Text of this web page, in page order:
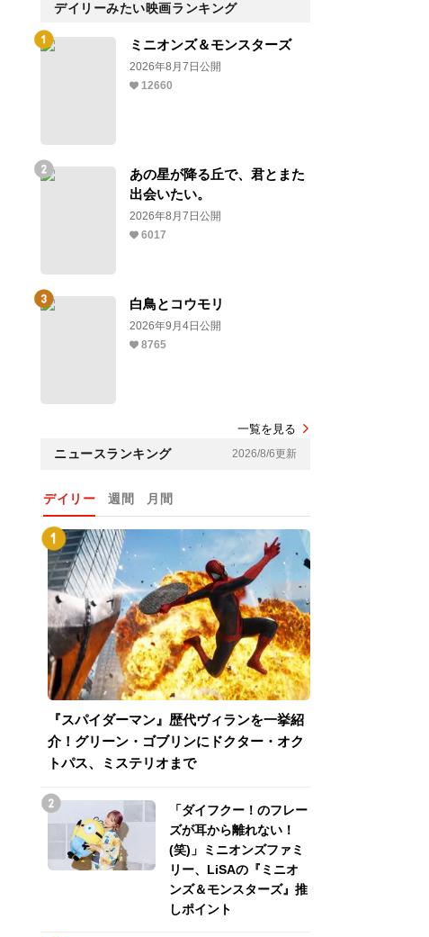
デイリーみたい映画ランキング
ミニオンズ＆モンスターズ
2026年8月7日公開
12660
あの星が降る丘で、君とまた
出会いたい。
2026年8月7日公開
6017
白鳥とコウモリ
2026年9月4日公開
8765
一覧を見る
ニュースランキング 2026/8/6更新
デイリー 週間 月間
『スパイダーマン』歴代ヴィランを一挙紹
介！グリーン・ゴブリンにドクター・オク
トパス、ミステリオまで
「ダイフクー！のフレー
ズが耳から離れない！
(笑)」ミニオンズファミ
リー、LiSAの『ミニオ
ンズ＆モンスターズ』推
しポイント